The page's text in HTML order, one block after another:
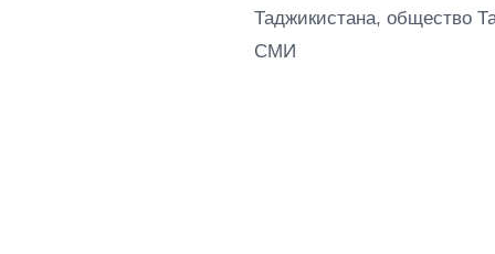
Таджикистана, общество
СМИ